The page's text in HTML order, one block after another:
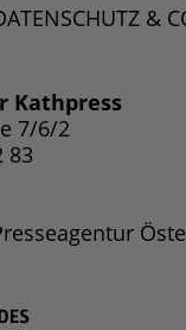
&
Kathpress
7/6/2
83